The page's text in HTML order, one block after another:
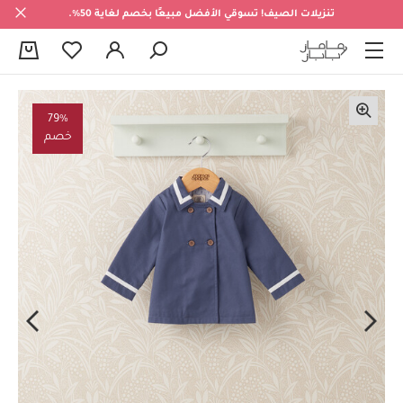
تنزيلات الصيف! تسوقي الأفضل مبيعًا بخصم لغاية 50%.
79%
خصم